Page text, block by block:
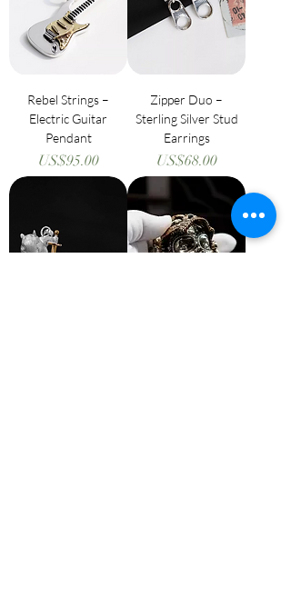
Rebel Strings –
Electric Guitar
Pendant
價格
US$95.00
Zipper Duo –
Sterling Silver Stud
Earrings
價格
US$68.00